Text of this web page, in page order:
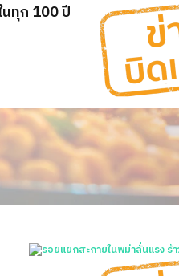
ทุก 100 ปี